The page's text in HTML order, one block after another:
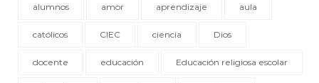
alumnos amor aprendizaje aula
católicos CIEC ciencia Dios
docente educación Educación religiosa escolar